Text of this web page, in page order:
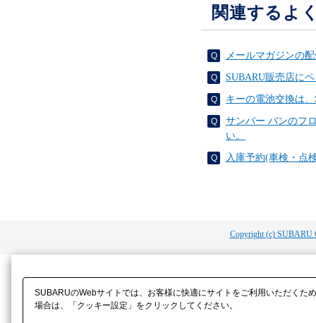
関連するよ
メールマガジンの
SUBARU販売店に
キーの電池交換は
サンバー バンのフ
い。
入庫予約(車検・点
Copyright (c) SUBARU
SUBARUのWebサイトでは、お客様に快適にサイトをご利用いただく
場合は、「クッキー設定」をクリックしてください。​